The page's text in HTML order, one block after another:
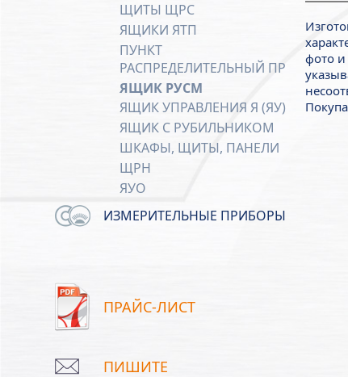
ЩИТЫ ЩРС
ЯЩИКИ ЯТП
ПУНКТ
РАСПРЕДЕЛИТЕЛЬНЫЙ ПР
ЯЩИК РУСМ
ЯЩИК УПРАВЛЕНИЯ Я (ЯУ)
ЯЩИК С РУБИЛЬНИКОМ
ШКАФЫ, ЩИТЫ, ПАНЕЛИ
ЩРН
ЯУО
ИЗМЕРИТЕЛЬНЫЕ ПРИБОРЫ
ПРАЙС-ЛИСТ
ПИШИТЕ
фото и